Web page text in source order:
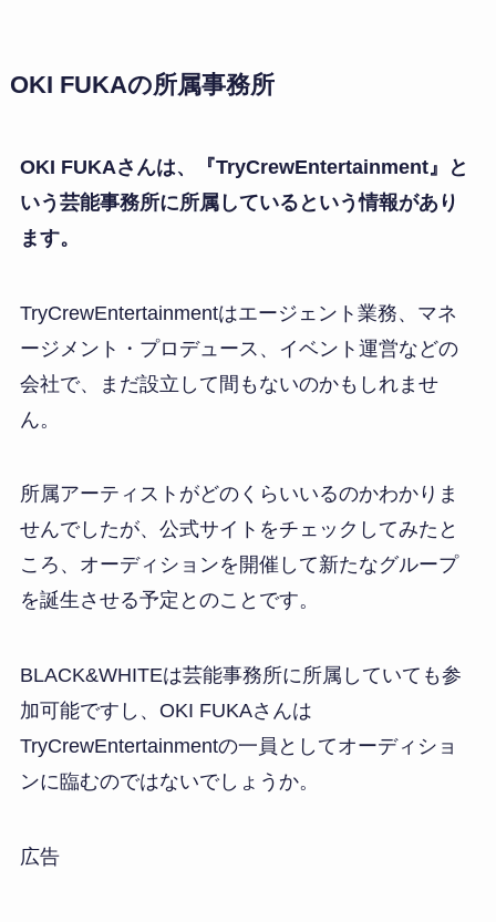
OKI FUKAの所属事務所
OKI FUKAさんは、『TryCrewEntertainment』と
いう芸能事務所に所属しているという情報があり
ます。
TryCrewEntertainmentはエージェント業務、マネ
ージメント・プロデュース、イベント運営などの
会社で、まだ設立して間もないのかもしれませ
ん。
所属アーティストがどのくらいいるのかわかりま
せんでしたが、公式サイトをチェックしてみたと
ころ、オーディションを開催して新たなグループ
を誕生させる予定とのことです。
BLACK&WHITEは芸能事務所に所属していても参
加可能ですし、OKI FUKAさんは
TryCrewEntertainmentの一員としてオーディショ
ンに臨むのではないでしょうか。
広告